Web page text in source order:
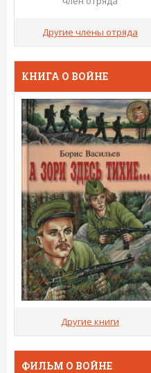
Другие члены отряда
КНИГА О ВОЙНЕ
Другие книги
ФИЛЬМ О ВОЙНЕ